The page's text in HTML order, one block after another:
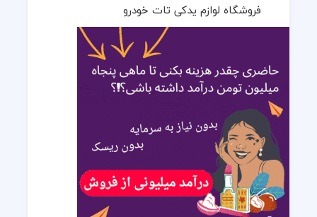
فروشگاه لوازم یدکی تات خودرو